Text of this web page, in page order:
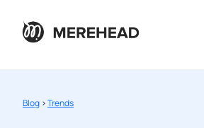
Blog >Trends